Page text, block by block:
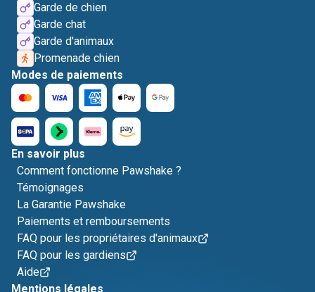
Garde de chien
Garde chat
Garde d'animaux
Promenade chien
Modes de paiements
En savoir plus
Comment fonctionne Pawshake ?
Témoignages
La Garantie Pawshake
Paiements et remboursements
FAQ pour les propriétaires d'animaux
FAQ pour les gardiens
Aide
Mentions légales